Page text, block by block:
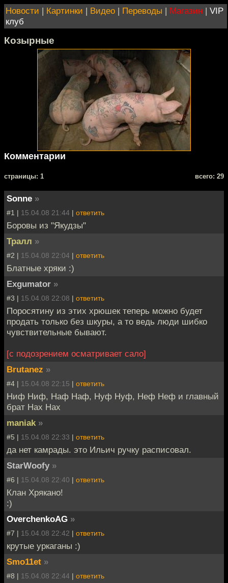
Новости | Картинки | Видео | Переводы | Магазин | VIP
клуб
Козырные
Комментарии
cтраницы: 1 всего: 29
Sonne »
#1 | 15.04.08 21:44 | ответить
Боровы из "Якудзы"
Тралл »
#2 | 15.04.08 22:04 | ответить
Блатные хряки :)
Exgumator »
#3 | 15.04.08 22:08 | ответить
Поросятину из этих хрюшек теперь можно будет
продать только без шкуры, а то ведь люди шибко
чувствительные бывают.
[с подозрением осматривает сало]
Brutanez »
#4 | 15.04.08 22:15 | ответить
Ниф Ниф, Наф Наф, Нуф Нуф, Неф Неф и главный
брат Нах Нах
maniak »
#5 | 15.04.08 22:33 | ответить
да нет камрады. это Ильич ручку расписовал.
StarWoofy »
#6 | 15.04.08 22:40 | ответить
Клан Хрякано!
:)
OverchenkoAG »
#7 | 15.04.08 22:42 | ответить
крутые уркаганы :)
Smo11et »
#8 | 15.04.08 22:44 | ответить